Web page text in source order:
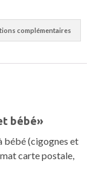
complémentaires
bébé»
bébé (cigognes et
carte postale,